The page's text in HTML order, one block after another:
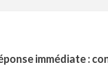
immédiate :